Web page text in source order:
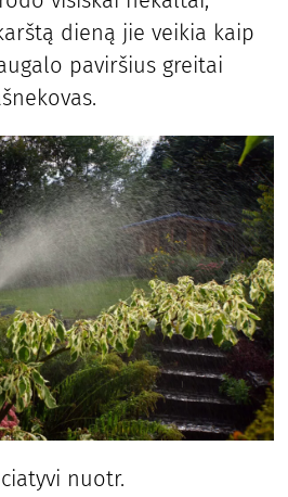
dieną jie veikia kaip
paviršius greitai
nuotr.